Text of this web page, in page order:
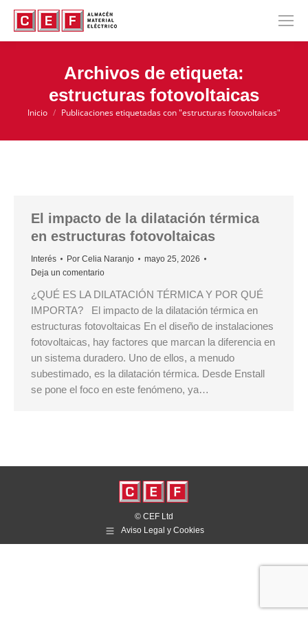
Archivos de etiqueta:
estructuras fotovoltaicas
Estás aquí:
Inicio Publicaciones etiquetadas con "estructuras fotovoltaicas"
El impacto de la dilatación térmica
en estructuras fotovoltaicas
Interés Por Celia Naranjo
mayo 25, 2026
Deja un comentario
¿QUÉ ES LA DILATACIÓN TÉRMICA Y POR QUÉ
IMPORTA? El impacto de la dilatación térmica en
estructuras fotovoltaicas En el diseño de instalaciones
fotovoltaicas, hay factores que marcan la diferencia en
un sistema duradero. Uno de ellos, a menudo
subestimado, es la dilatación térmica. Desde Enstall
se pone el foco en este fenómeno, ya…
© CEF Ltd
Aviso Legal y Cookies